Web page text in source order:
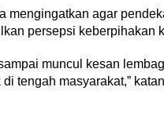
mengingatkan agar
persepsi keberpihakan
muncul kesan
di tengah masyarakat,”